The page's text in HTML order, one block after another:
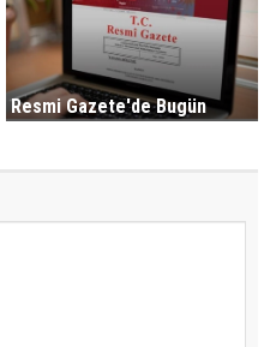
Resmi Gazete'de Bugün